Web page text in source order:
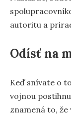
autoritu a
Odísť na
Keď snívate o
vojnou
znamená to,